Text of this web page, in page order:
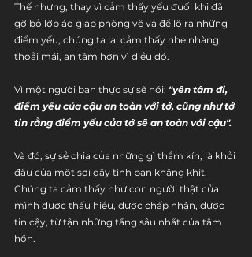
Thế nhưng, thay vì cảm thấy yếu đuối khi đã
gỡ bỏ lớp áo giáp phòng vệ và để lộ ra những
điểm yếu, chúng ta lại cảm thấy nhẹ nhàng,
thoải mái, an tâm hơn vì điều đó.
Vì một người bạn thực sự sẽ nói: "yên tâm đi,
điểm yếu của cậu an toàn với tớ, cũng như tớ
tin rằng điểm yếu của tớ sẽ an toàn với cậu".
Và đó, sự sẻ chia của những gì thầm kín, là khởi
đầu của một sợi dây tình bạn khăng khít.
Chúng ta cảm thấy như con người thật của
mình được thấu hiểu, được chấp nhận, được
tin cậy, từ tận những tầng sâu nhất của tâm
hồn.